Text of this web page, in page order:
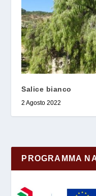
Salice bianco
2 Agosto 2022
PROGRAMMA